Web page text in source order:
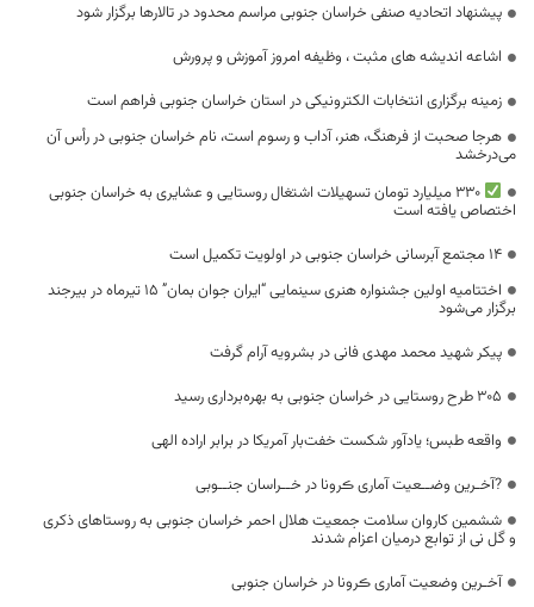
پیشنهاد اتحادیه صنفی خراسان جنوبی مراسم محدود در تالارها برگزار شود
اشاعه اندیشه های مثبت ، وظیفه امروز آموزش و پرورش
زمینه برگزاری انتخابات الکترونیکی در استان خراسان جنوبی فراهم است
هرجا صحبت از فرهنگ، هنر، آداب و رسوم است، نام خراسان جنوبی در رأس آن
می‌درخشد
۳۳۰ میلیارد تومان تسهیلات اشتغال روستایی و عشایری به خراسان جنوبی
اختصاص یافته است
۱۴ مجتمع آبرسانی خراسان جنوبی در اولویت تکمیل است
اختتامیه اولین جشنواره هنری سینمایی “ایران جوان بمان” ۱۵ تیرماه در بیرجند
برگزار می‌شود
پیکر شهید محمد مهدی فانی در بشرویه آرام گرفت
۳۰۵ طرح روستایی در خراسان جنوبی به بهره‌برداری رسید
واقعه طبس؛ یادآور شکست خفت‌بار آمریکا در برابر اراده الهی
?آخـرین وضــعیت آماری ڪرونا در خــراسان جنــوبی
ششمین کاروان سلامت جمعیت هلال احمر خراسان جنوبی به روستاهای ذکری
و گل نی از توابع درمیان اعزام شدند
آخـرین وضعیت آماری ڪرونا در خراسان جنوبی